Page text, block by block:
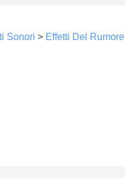
Sonori > Effetti Del Rumore